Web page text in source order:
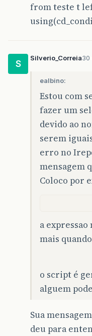
from teste t
S
Silverio_Correia30
ealbino:
Estou com
fazer um
devido ao
serem
erro no
mensagem
Coloco por
a
mais
o script é
alguem
Sua
deu para